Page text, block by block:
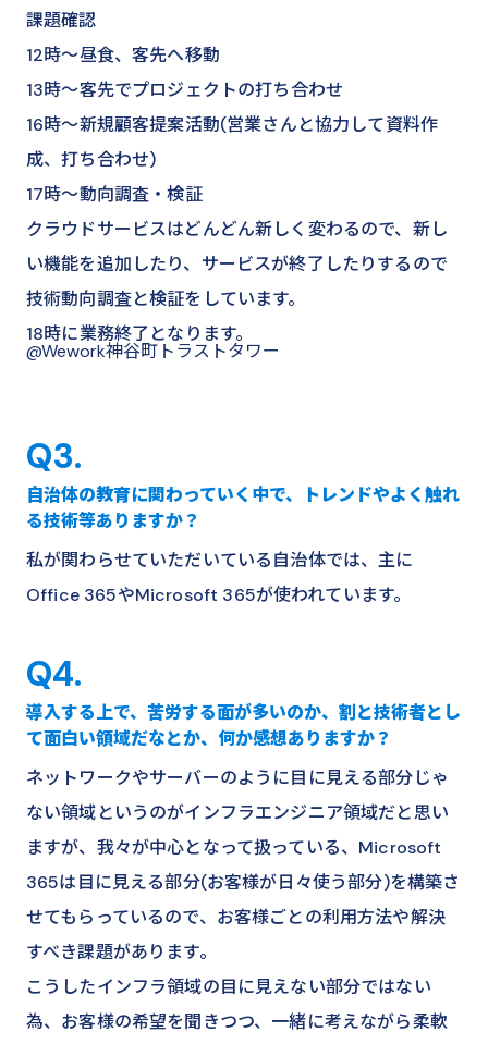
課題確認
12時～昼食、客先へ移動
13時～客先でプロジェクトの打ち合わせ
16時～新規顧客提案活動(営業さんと協力して資料作
成、打ち合わせ)
17時～動向調査・検証
クラウドサービスはどんどん新しく変わるので、新し
い機能を追加したり、サービスが終了したりするので
技術動向調査と検証をしています。
18時に業務終了となります。
@Wework神谷町トラストタワー
Q3.
自治体の教育に関わっていく中で、トレンドやよく触れ
る技術等ありますか？
私が関わらせていただいている自治体では、主に
Office 365やMicrosoft 365が使われています。
Q4.
導入する上で、苦労する面が多いのか、割と技術者とし
て面白い領域だなとか、何か感想ありますか？
ネットワークやサーバーのように目に見える部分じゃ
ない領域というのがインフラエンジニア領域だと思い
ますが、我々が中心となって扱っている、Microsoft
365は目に見える部分(お客様が日々使う部分)を構築さ
せてもらっているので、お客様ごとの利用方法や解決
すべき課題があります。
こうしたインフラ領域の目に見えない部分ではない
為、お客様の希望を聞きつつ、一緒に考えながら柔軟